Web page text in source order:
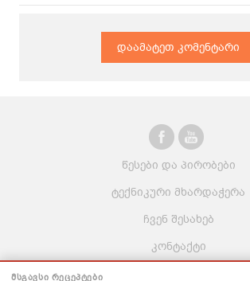
დაამატეთ კომენტარი
ᲛᲡᲒᲐᲕᲡᲘ ᲠᲔᲪᲔᲞᲢᲔᲑᲘ
ჩვენ შესახებ
კონტაქტი
წესები და პირობები
ტექნიკური მხარდაჭერა